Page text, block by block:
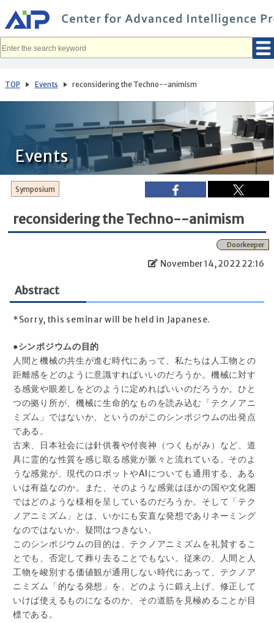
イ
ン
コ
へ
動
TOP Events reconsidering the Techno--animism
Events
Symposium
reconsidering the Techno--animism
Doorkeeper
November 14, 2022 22:16
Abstract
*Sorry, this seminar will be held in Japanese.
●シンポジウムの目的
人間と機械の共生が進む時代にあって、私たちは人工物との
距離感をどのように意識すればいいのだろうか。機械に対す
る感覚や眼差しをどのように定めればいいのだろうか。ひと
つの拠り所が、機械に生命的なものを読み込む「テクノアニ
ミズム」ではないか、というのがこのシンポジウムの出発点
である。
古来、日本社会には針供養や付喪神（つくもがみ）など、道
具に霊的な性質を感じ取る感覚が脈々と流れている。そのよ
うな感覚が、現代のロボットやAIについても通用する、ある
いは有益なのか。また、そのような感覚はほかの国や文化圏
ではどのような様相を呈しているのだろうか。そして「テク
ノアニミズム」とは、いかにも安直な発想でありネーミング
なのではないか。疑問はつきない。
このシンポジウムの目的は、テクノアニミズムを礼賛するこ
とでも、否定して葬り去ることでもない。従来の、人間と人
工物を峻別する価値観が通用しない時代にあって、テクノア
ニミズム「的なる発想」を、どのように鍛え上げ、修正して
いけば使えるものになるのか、その道筋を見極めることが目
標である。